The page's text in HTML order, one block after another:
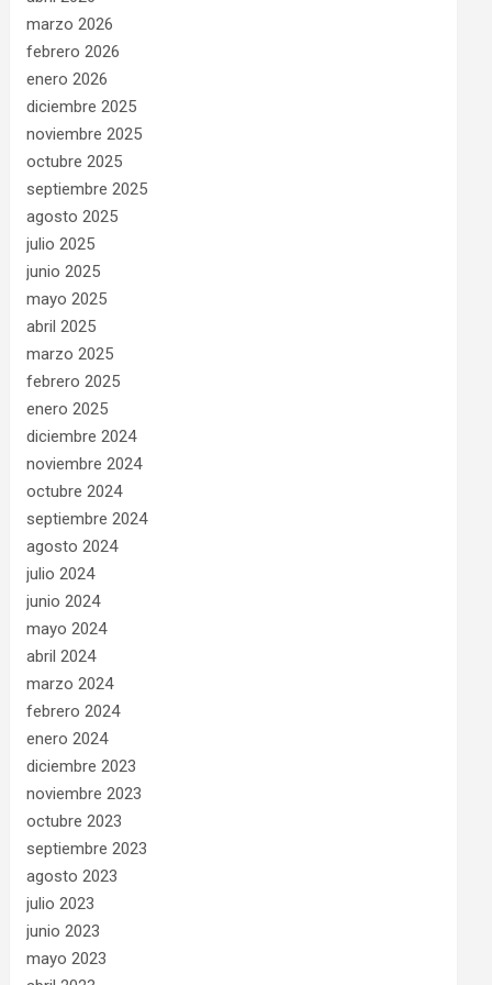
marzo 2026
febrero 2026
enero 2026
diciembre 2025
noviembre 2025
octubre 2025
septiembre 2025
agosto 2025
julio 2025
junio 2025
mayo 2025
abril 2025
marzo 2025
febrero 2025
enero 2025
diciembre 2024
noviembre 2024
octubre 2024
septiembre 2024
agosto 2024
julio 2024
junio 2024
mayo 2024
abril 2024
marzo 2024
febrero 2024
enero 2024
diciembre 2023
noviembre 2023
octubre 2023
septiembre 2023
agosto 2023
julio 2023
junio 2023
mayo 2023